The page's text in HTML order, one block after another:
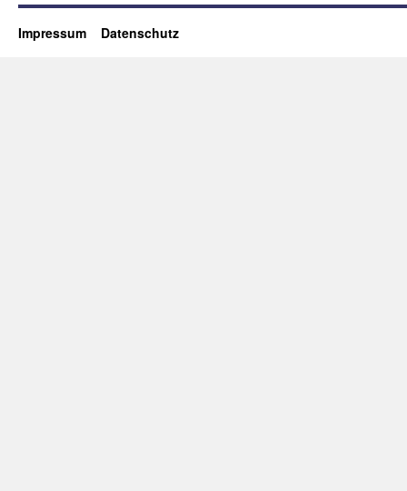
Impressum Datenschutz